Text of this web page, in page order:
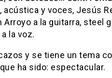
acústica y voces, Jesús
Arroyo a la guitarra, steel
la voz.
y se tiene un tema
ha sido: espectacular.